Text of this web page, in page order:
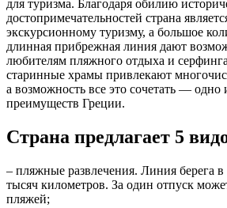
для туризма. Благодаря обилию
достопримечательностей страна
экскурсионному туризму, а большое
длинная прибрежная линия дают
любителям пляжного отдыха и
старинные храмы привлекают
а возможность все это сочетать — одно
преимуществ Греции.
Страна предлагает 5
– пляжные развлечения. Линия берега в
тысяч километров. За один отпуск
пляжей;